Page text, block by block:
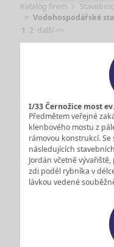
Katalog firem
Vodohospodářské
1 2 další >>
I/33 Černožice most
Předmětem veřejné
klenbového mostu z
rámovou konstrukcí.
následujících
Jordán včetně
zdi podél rybníka v
lávkou vedené